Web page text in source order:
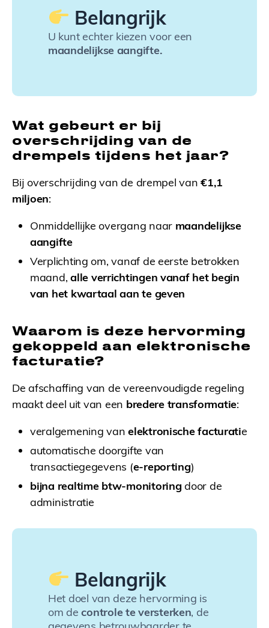
Belangrijk
U kunt echter kiezen voor een
maandelijkse aangifte.
Wat gebeurt er bij
overschrijding van de
drempels tijdens het jaar?
Bij overschrijding van de drempel van€1,1
miljoen:
Onmiddellijke overgang naar maandelijkse
aangifte
Verplichting om, vanaf de eerste betrokken
maand,alle verrichtingen vanaf het begin
van het kwartaal aan te geven
Waarom is deze hervorming
gekoppeld aan elektronische
facturatie?
De afschaffing van de vereenvoudigde regeling
maakt deel uit van een bredere transformatie:
veralgemening vanelektronische facturatie
automatische doorgifte van
transactiegegevens (e-reporting)
bijna realtime btw-monitoring door de
administratie
Belangrijk
Het doel van deze hervorming is
om decontrole te versterken, de